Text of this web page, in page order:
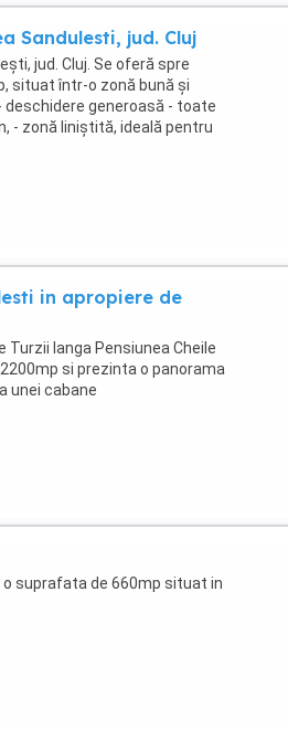
Sandulesti, jud. Cluj
jud. Cluj. Se oferă spre
situat într-o zonă bună și
generoasă - toate
- zonă liniștită, ideală pentru
in apropiere de
Turzii langa Pensiunea Cheile
si prezinta o panorama
unei cabane
o suprafata de 660mp situat in